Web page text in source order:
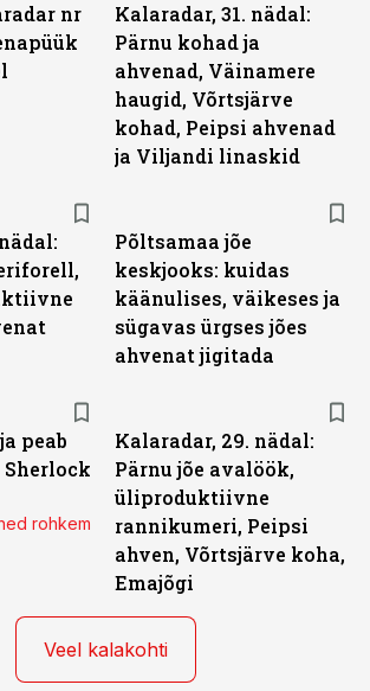
nr
Kalaradar, 31. nädal:
Pärnu kohad ja
ahvenad, Väinamere
haugid, Võrtsjärve
kohad, Peipsi ahvenad
ja Viljandi linaskid
Põltsamaa jõe
keskjooks: kuidas
käänulises, väikeses ja
sügavas ürgses jões
ahvenat jigitada
peab
rohkem
Kalaradar, 29. nädal:
Pärnu jõe avalöök,
üliproduktiivne
rannikumeri, Peipsi
ahven, Võrtsjärve koha,
Emajõgi
Veel kalakohti